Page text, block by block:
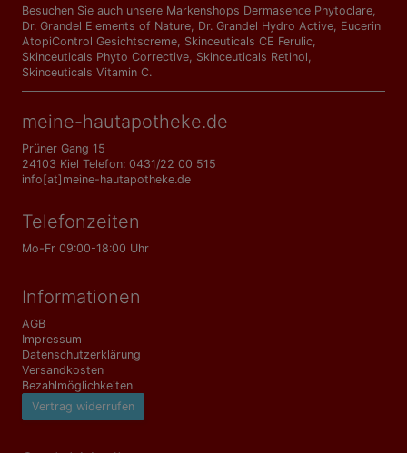
Besuchen Sie auch unsere Markenshops Dermasence Phytoclare
Dr. Grandel Elements of Nature Dr. Grandel Hydro Active Eucerin
AtopiControl Gesichtscreme Skinceuticals CE Ferulic
Skinceuticals Phyto Corrective Skinceuticals Retinol
Skinceuticals Vitamin C.
meine-hautapotheke.de
Prüner Gang 15
24103 Kiel Telefon: 0431/22 00 515
info[at]meine-hautapotheke.de
Telefonzeiten
Mo-Fr 09:00-18:00 Uhr
Informationen
AGB
Impressum
Datenschutzerklärung
Versandkosten
Bezahlmöglichkeiten
Vertrag widerrufen